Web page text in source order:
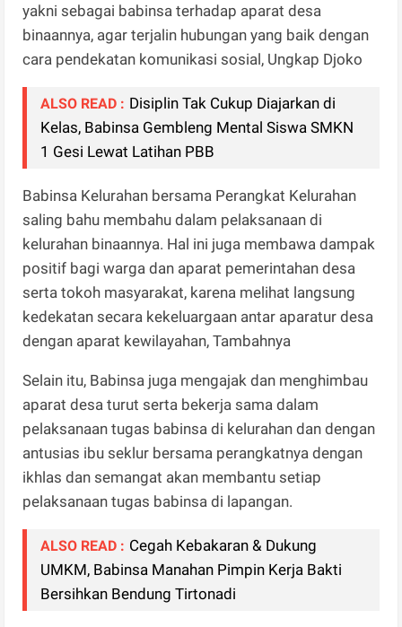
yakni sebagai babinsa terhadap aparat desa
binaannya, agar terjalin hubungan yang baik dengan
cara pendekatan komunikasi sosial, Ungkap Djoko
ALSO READ : Disiplin Tak Cukup Diajarkan di
Kelas, Babinsa Gembleng Mental Siswa SMKN
1 Gesi Lewat Latihan PBB
Babinsa Kelurahan bersama Perangkat Kelurahan
saling bahu membahu dalam pelaksanaan di
kelurahan binaannya. Hal ini juga membawa dampak
positif bagi warga dan aparat pemerintahan desa
serta tokoh masyarakat, karena melihat langsung
kedekatan secara kekeluargaan antar aparatur desa
dengan aparat kewilayahan, Tambahnya
Selain itu, Babinsa juga mengajak dan menghimbau
aparat desa turut serta bekerja sama dalam
pelaksanaan tugas babinsa di kelurahan dan dengan
antusias ibu seklur bersama perangkatnya dengan
ikhlas dan semangat akan membantu setiap
pelaksanaan tugas babinsa di lapangan.
ALSO READ : Cegah Kebakaran & Dukung
UMKM, Babinsa Manahan Pimpin Kerja Bakti
Bersihkan Bendung Tirtonadi